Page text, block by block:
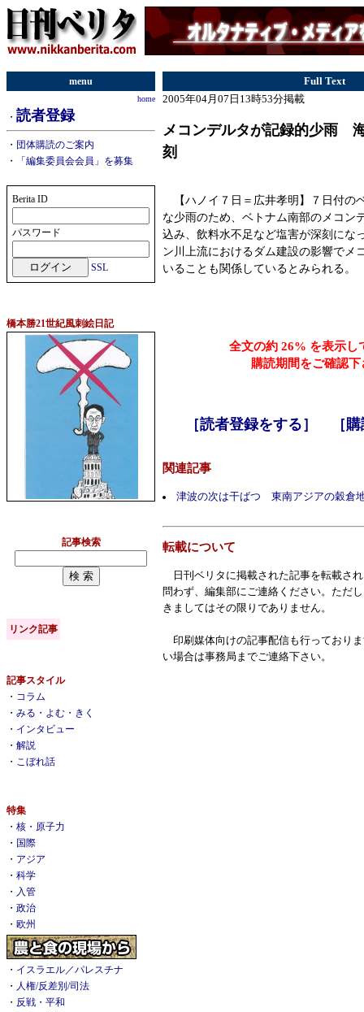
menu
home
・ 読者登録
・ 団体購読のご案内
・
「編集委員会会員」を募集
Berita ID
パスワード
SSL
橋本勝21世紀風刺絵日記
記事検索
リンク記事
記事スタイル
・ コラム
・ みる・よむ・きく
・ インタビュー
・ 解説
・ こぼれ話
特集
・ 核・原子力
・ 国際
・ アジア
・ 科学
・ 入管
・ 政治
・ 欧州
・ イスラエル／パレスチナ
・ 人権/反差別/司法
・ 反戦・平和
Full Text
2005年04月07日13時53分掲載
メコンデルタが記録的少雨
刻
【ハノイ７日＝広井孝明】７日付の
な少雨のため、ベトナム南部のメコン
込み、飲料水不足など塩害が深刻にな
ン川上流におけるダム建設の影響でメ
いることも関係しているとみられる。
全文の約 26% を表示し
購読期間をご確認下
［読者登録をする］ ［
関連記事
津波の次は干ばつ 東南アジアの穀倉
転載について
日刊ベリタに掲載された記事を転載さ
問わず、編集部にご連絡ください。ただ
きましてはその限りでありません。
印刷媒体向けの記事配信も行っており
い場合は事務局までご連絡下さい。